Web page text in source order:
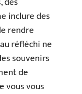
inclure des
rendre
réfléchi ne
souvenirs
de
vous vous